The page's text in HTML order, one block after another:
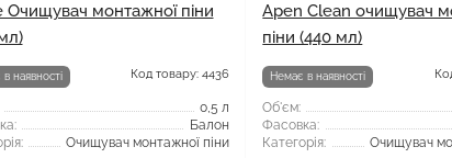
Очищувач монтажної піни
наявності Код товару: 4436
0,5 л
Балон
Очищувач монтажної піни
Apen Clean очищувач
піни (440 мл)
Немає в наявності
Об'єм:
Фасовка:
Категорія:
Очищувач